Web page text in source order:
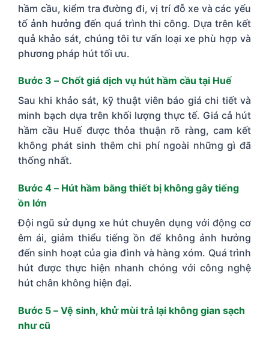
hầm cầu, kiểm tra đường đi, vị trí đỗ xe và các yếu
tố ảnh hưởng đến quá trình thi công. Dựa trên kết
quả khảo sát, chúng tôi tư vấn loại xe phù hợp và
phương pháp hút tối ưu.
Bước 3 – Chốt giá dịch vụ hút hầm cầu tại Huế
Sau khi khảo sát, kỹ thuật viên báo giá chi tiết và
minh bạch dựa trên khối lượng thực tế. Giá cả hút
hầm cầu Huế được thỏa thuận rõ ràng, cam kết
không phát sinh thêm chi phí ngoài những gì đã
thống nhất.
Bước 4 – Hút hầm bằng thiết bị không gây tiếng
ồn lớn
Đội ngũ sử dụng xe hút chuyên dụng với động cơ
êm ái, giảm thiểu tiếng ồn để không ảnh hưởng
đến sinh hoạt của gia đình và hàng xóm. Quá trình
hút được thực hiện nhanh chóng với công nghệ
hút chân không hiện đại.
Bước 5 – Vệ sinh, khử mùi trả lại không gian sạch
như cũ